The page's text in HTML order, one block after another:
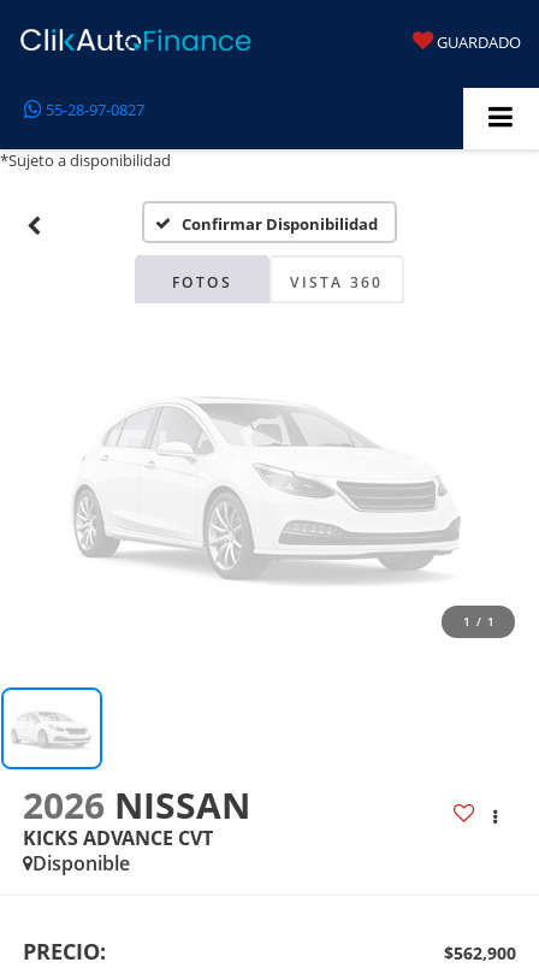
GUARDADO
55-28-97-0827
*Sujeto a disponibilidad
Confirmar Disponibilidad
FOTOS VISTA 360
Disponibles
Por favor, revise luego
1 / 1
2026 NISSAN
KICKS ADVANCE CVT
Disponible
PRECIO: $562,900